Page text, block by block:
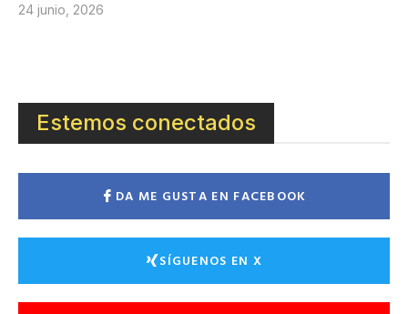
24 junio, 2026
Estemos conectados
DA ME GUSTA EN FACEBOOK
SÍGUENOS EN X